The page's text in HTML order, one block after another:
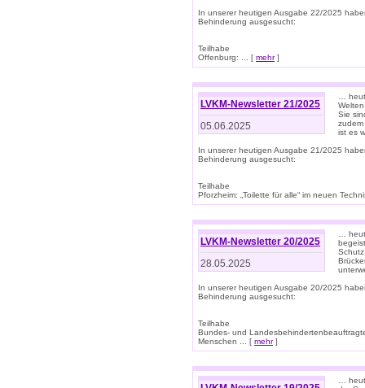
In unserer heutigen Ausgabe 22/2025
Behinderung ausgesucht:
Teilhabe
Offenburg: ... [ mehr]
LVKM-Newsletter 21/2025
05.06.2025
…
Sie
ist es
In unserer heutigen Ausgabe 21/2025
Behinderung ausgesucht:
Teilhabe
Pforzheim: „Toilette für alle“ im neuen
LVKM-Newsletter 20/2025
28.05.2025
…
In unserer heutigen Ausgabe 20/2025
Behinderung ausgesucht:
Teilhabe
Bundes- und
Menschen ... [ mehr]
…